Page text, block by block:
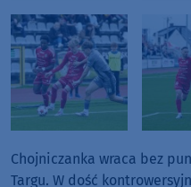
Chojniczanka wraca bez
Targu. W dość